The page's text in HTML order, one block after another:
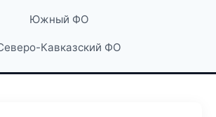
Южный ФО
Кавказский ФО